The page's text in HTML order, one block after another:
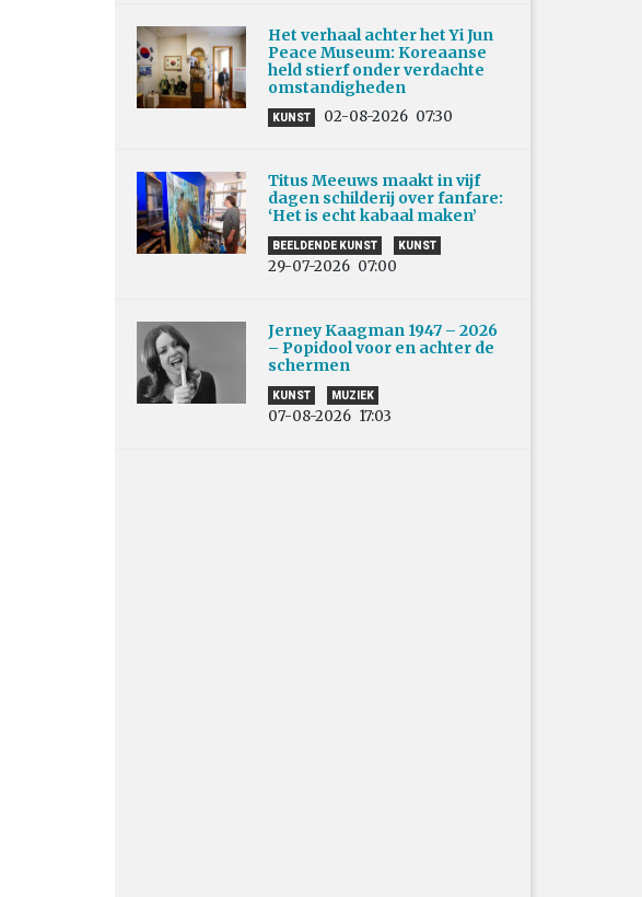
Het verhaal achter het Yi Jun
Peace Museum: Koreaanse
held stierf onder verdachte
omstandigheden
KUNST 02-08-2026 07:30
Titus Meeuws maakt in vijf
dagen schilderij over fanfare:
‘Het is echt kabaal maken’
BEELDENDE KUNST KUNST
29-07-2026 07:00
Jerney Kaagman 1947 – 2026
– Popidool voor en achter de
schermen
KUNST MUZIEK
07-08-2026 17:03